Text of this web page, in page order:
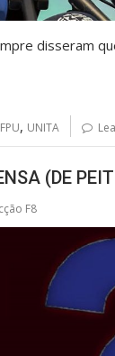
disseram
FPU, UNITA
(DE
F8